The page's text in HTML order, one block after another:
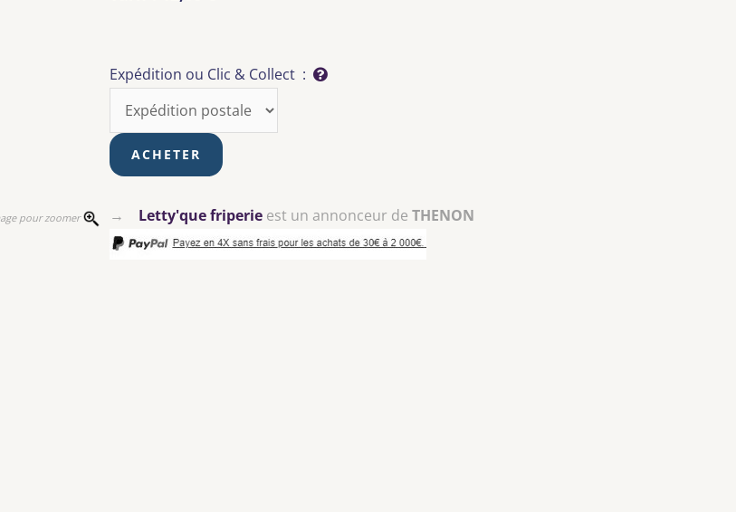
pour zoomer
Expédition ou Clic & Collect :
→ Letty'que friperie est un annonceur de THENON